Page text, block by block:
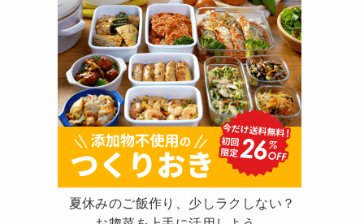
夏休みのご飯作り、少しラクしない？